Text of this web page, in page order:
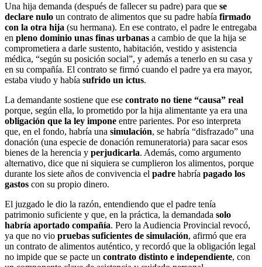
Una hija demanda (después de fallecer su padre) para que se
declare nulo un contrato de alimentos que su padre había firmado
con la otra hija (su hermana). En ese contrato, el padre le entregaba
en pleno dominio unas finas urbanas a cambio de que la hija se
comprometiera a darle sustento, habitación, vestido y asistencia
médica, “según su posición social”, y además a tenerlo en su casa y
en su compañía. El contrato se firmó cuando el padre ya era mayor,
estaba viudo y había sufrido un ictus.
La demandante sostiene que ese contrato no tiene “causa” real
porque, según ella, lo prometido por la hija alimentante ya era una
obligación que la ley impone entre parientes. Por eso interpreta
que, en el fondo, habría una simulación, se habría “disfrazado” una
donación (una especie de donación remuneratoria) para sacar esos
bienes de la herencia y perjudicarla. Además, como argumento
alternativo, dice que ni siquiera se cumplieron los alimentos, porque
durante los siete años de convivencia el padre habría pagado los
gastos con su propio dinero.
El juzgado le dio la razón, entendiendo que el padre tenía
patrimonio suficiente y que, en la práctica, la demandada solo
habría aportado compañía. Pero la Audiencia Provincial revocó,
ya que no vio pruebas suficientes de simulación, afirmó que era
un contrato de alimentos auténtico, y recordó que la obligación legal
no impide que se pacte un contrato distinto e independiente, con